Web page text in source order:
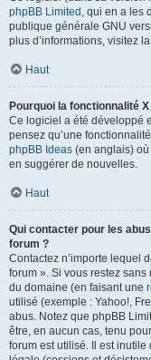
phpBB Limited , qui en a les
publique générale GNU
plus d’informations, visitez
Haut
Pourquoi la fonctionnalité
Ce logiciel a été développé
pensez qu’une
phpBB Ideas (en anglais)
en suggérer de nouvelles.
Haut
Qui contacter pour les
forum ?
Contactez n’importe lequel
forum ». Si vous restez
du domaine (en faisant une
utilisé (exemple : Yahoo!,
abus. Notez que phpBB
être, en aucun cas, tenu
forum est utilisé. Il est